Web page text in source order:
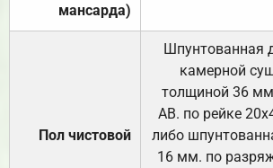
мансарда)
Пол чистовой
Шпунтованная
камерной
толщиной 36
АВ. по рейке
либо
16 мм. по